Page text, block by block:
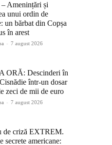
Amenințări și
unui ordin de
un bărbat din Copșa
în arest
- 7 august 2026
ORĂ: Descinderi în
într-un dosar
zeci de mii de euro
- 7 august 2026
de criză EXTREM.
secrete americane: